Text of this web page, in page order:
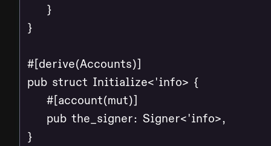
    }
}
#[derive(Accounts)]
pub struct Initialize<'info> {
    #[account(mut)]
    pub the_signer: Signer<'info>,
}